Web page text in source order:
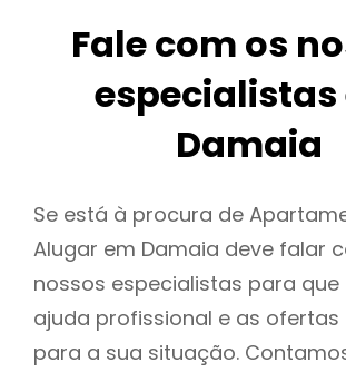
Fale com os
especialistas
Damaia
Se está à procura de
Alugar em Damaia deve falar
nossos especialistas para que
ajuda profissional e as ofertas
para a sua situação.